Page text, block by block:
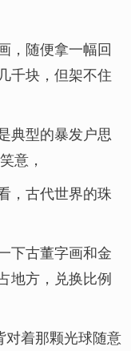
，随便拿一幅回
千块，但架不住
典型的暴发户思
意，
，古代世界的珠
下古董字画和金
地方，兑换比例
对着那颗光球随意